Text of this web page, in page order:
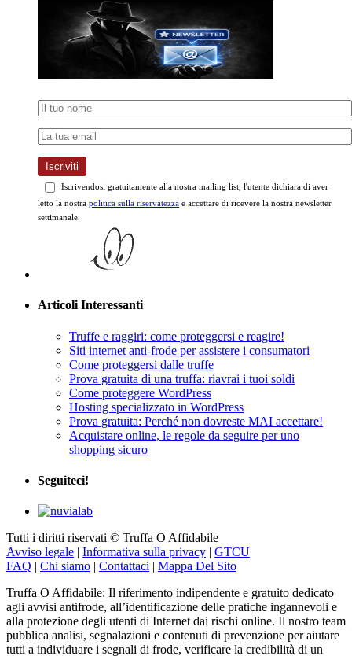
Iscriviti
Iscrivendosi gratuitamente alla nostra mailing list, l'utente dichiara di aver
letto la nostra politica sulla riservatezza e accettare di ricevere la nostra newsletter
settimanale.
Articoli Interessanti
Truffe e raggiri: come proteggersi e reagire!
Siti internet anti-frode per assistere i consumatori
Come proteggersi dalle truffe
Prova gratuita di una truffa: riavrai i tuoi soldi
Come proteggere WordPress
Hosting specializzato in WordPress
Prova gratuita: Perché non dovreste MAI accettare!
Acquistare online, le regole da seguire per uno
shopping sicuro
Seguiteci!
Tutti i diritti riservati © Truffa O Affidabile
Avviso legale | Informativa sulla privacy | GTCU
FAQ | Chi siamo | Contattaci | Mappa Del Sito
Truffa O Affidabile: Il riferimento indipendente e gratuito dedicato
agli avvisi antifrode, all’identificazione delle pratiche ingannevoli e
alla protezione degli utenti di Internet dai rischi online. Il nostro team
pubblica analisi, segnalazioni e contenuti di prevenzione per aiutare
tutti a individuare i segnali di frode, verificare la credibilità di un